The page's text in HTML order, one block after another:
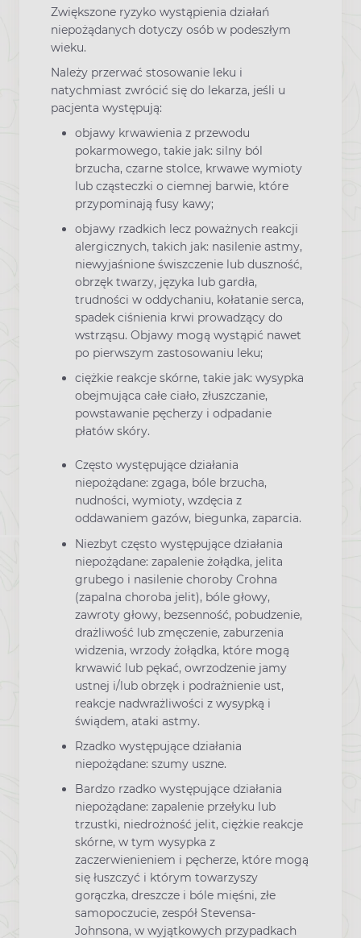
Zwiększone ryzyko wystąpienia działań
niepożądanych dotyczy osób w podeszłym
wieku.
Należy przerwać stosowanie leku i
natychmiast zwrócić się do lekarza, jeśli u
pacjenta występują:
objawy krwawienia z przewodu
pokarmowego, takie jak: silny ból
brzucha, czarne stolce, krwawe wymioty
lub cząsteczki o ciemnej barwie, które
przypominają fusy kawy;
objawy rzadkich lecz poważnych reakcji
alergicznych, takich jak: nasilenie astmy,
niewyjaśnione świszczenie lub duszność,
obrzęk twarzy, języka lub gardła,
trudności w oddychaniu, kołatanie serca,
spadek ciśnienia krwi prowadzący do
wstrząsu. Objawy mogą wystąpić nawet
po pierwszym zastosowaniu leku;
ciężkie reakcje skórne, takie jak: wysypka
obejmująca całe ciało, złuszczanie,
powstawanie pęcherzy i odpadanie
płatów skóry.
Często występujące działania
niepożądane: zgaga, bóle brzucha,
nudności, wymioty, wzdęcia z
oddawaniem gazów, biegunka, zaparcia.
Niezbyt często występujące działania
niepożądane: zapalenie żołądka, jelita
grubego i nasilenie choroby Crohna
(zapalna choroba jelit), bóle głowy,
zawroty głowy, bezsenność, pobudzenie,
drażliwość lub zmęczenie, zaburzenia
widzenia, wrzody żołądka, które mogą
krwawić lub pękać, owrzodzenie jamy
ustnej i/lub obrzęk i podrażnienie ust,
reakcje nadwrażliwości z wysypką i
świądem, ataki astmy.
Rzadko występujące działania
niepożądane: szumy uszne.
Bardzo rzadko występujące działania
niepożądane: zapalenie przełyku lub
trzustki, niedrożność jelit, ciężkie reakcje
skórne, w tym wysypka z
zaczerwienieniem i pęcherze, które mogą
się łuszczyć i którym towarzyszy
gorączka, dreszcze i bóle mięśni, złe
samopoczucie, zespół Stevensa-
Johnsona, w wyjątkowych przypadkach